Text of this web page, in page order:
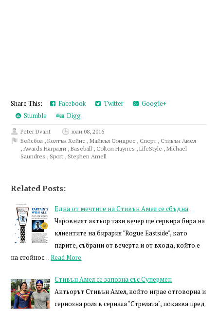
Share This: Facebook Twitter
Google+
Stumble
Digg
Peter Dvant
юли 08, 2016
Бейсбол ,Колтън Хейнс ,Майкъл Сондрес , Спорт , Стивън Амел
,Awards Награди ,Baseball , Colton Haynes ,LifeStyle ,Michael
Saundres , Sport , Stephen Amell
Related Posts:
Една от мечтите на Стивън Амел се сбъдна
Чаровният актьор тази вечер ще сервира бира на
клиентите на бирария "Rogue Eastside", като
парите, събрани от вечерта и от входа, който е
на стойнос…Read More
Стивън Амел се запозна със Супермен
Актьорът Стивън Амел, който играе отговорна и
сериозна роля в сериала "Стрелата", показва пред